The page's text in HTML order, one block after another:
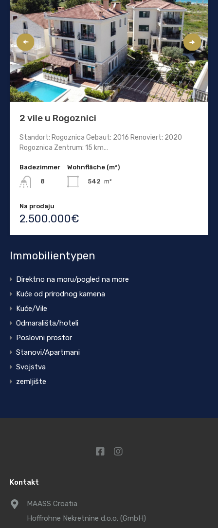
2 vile u Rogoznici
Standort: Rogoznica Gebaut: 2016 Renoviert: 2020
Rogoznica Zentrum: 15 km…
Badezimmer
8
Wohnfläche (m²)
542 m²
Na prodaju
2.500.000€
Immobilientypen
Direktno na moru/pogled na more
Kuće od prirodnog kamena
Kuće/Vile
Odmarališta/hoteli
Poslovni prostor
Stanovi/Apartmani
Svojstva
zemljište
Kontakt
MAASS Croatia
Hoffrohne Nekretnine d.o.o. (GmbH)